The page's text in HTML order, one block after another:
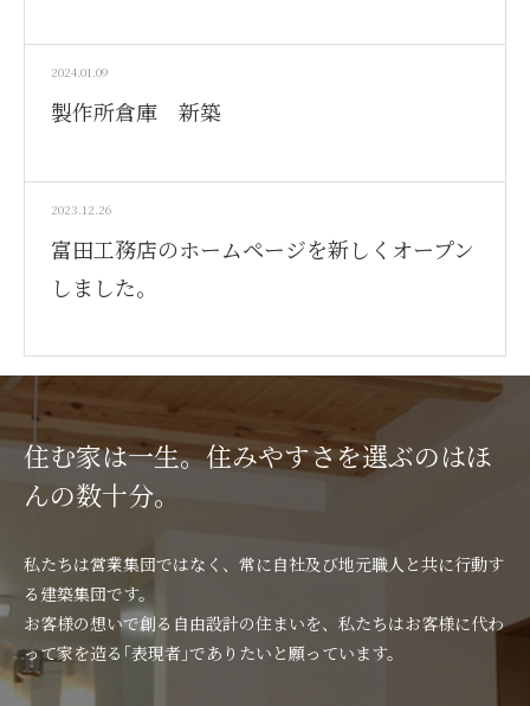
2024.01.09
製作所倉庫 新築
2023.12.26
富田工務店のホームページを新しくオープン
しました。
住む家は一生。住みやすさを選ぶのはほ
んの数十分。
私たちは営業集団ではなく、常に自社及び地元職人と共に行動す
る建築集団です。
お客様の想いで創る自由設計の住まいを、私たちはお客様に代わ
って家を造る｢表現者｣でありたいと願っています。